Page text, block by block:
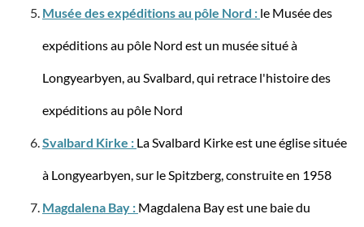
Bendigo Light + - Valise M
Musée des expéditions au pôle Nord : le Musée des
expéditions au pôle Nord est un musée situé à
Longyearbyen, au Svalbard, qui retrace l'histoire des
expéditions au pôle Nord
Svalbard Kirke : La Svalbard Kirke est une église située
à Longyearbyen, sur le Spitzberg, construite en 1958
Magdalena Bay : Magdalena Bay est une baie du